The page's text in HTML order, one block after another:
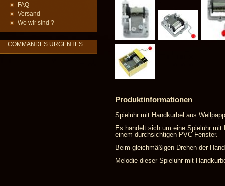
FAQ
Versand
Wo wir sind ?
COMMANDES URGENTES
Produktinformationen
Spieluhr mit Handkurbel aus
Es handelt sich um eine Spieluhr
einem durchsichtigen PVC-Fenster.
Beim gleichmäßigen Drehen der
Melodie dieser Spieluhr mit